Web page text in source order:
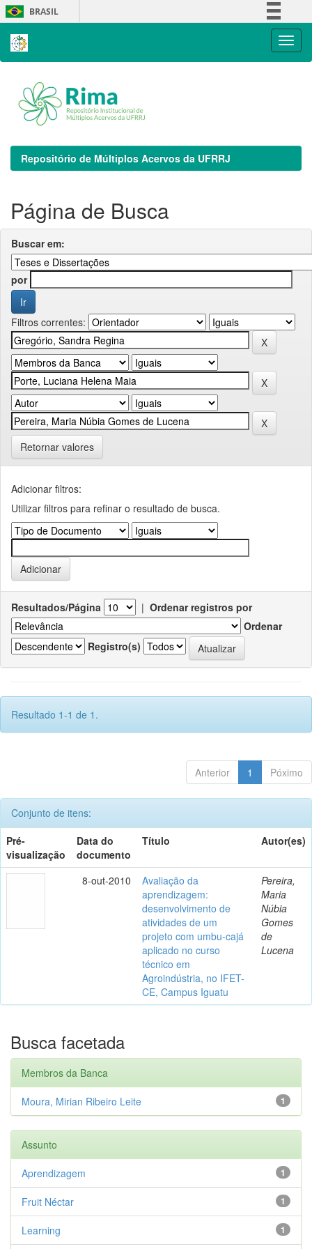
Skip
navigation
BRASIL
Repositório de Múltiplos Acervos da UFRRJ
Página de Busca
Buscar em:
por
Filtros correntes:
Retornar valores
Adicionar filtros:
Utilizar filtros para refinar o resultado de busca.
Resultados/Página | Ordenar registros por
Ordenar
Registro(s)
Resultado 1-1 de 1.
Anterior 1 Póximo
Conjunto de itens:
Pré-
visualização
Data do
documento
Título Autor(es)
8-out-2010
Avaliação da
aprendizagem:
desenvolvimento de
atividades de um
projeto com umbu-cajá
aplicado no curso
técnico em
Agroindústria, no IFET-
CE, Campus Iguatu
Pereira,
Maria
Núbia
Gomes
de
Lucena
Busca facetada
Membros da Banca
1
Moura, Mirian Ribeiro Leite
Assunto
1
Aprendizagem
1
Fruit Néctar
1
Learning